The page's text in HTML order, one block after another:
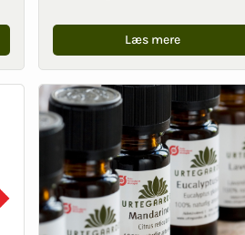
Læs mere